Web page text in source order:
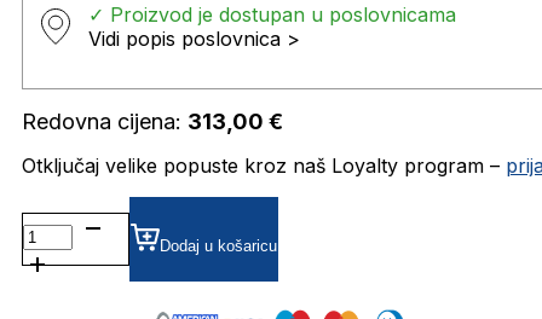
✓ Proizvod je dostupan u poslovnicama
Vidi popis poslovnica >
Redovna cijena: 313,00 €
Otključaj velike popuste kroz naš Loyalty program –
DAT104-
01 DIOPTRIJSKI
OKVIRI
Dodaj u košaricu